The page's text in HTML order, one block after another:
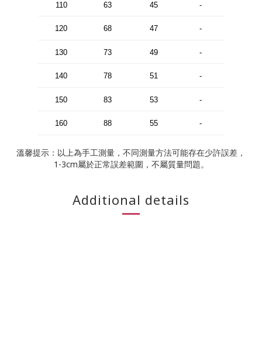
110 63 45 -
120 68 47 -
130 73 49 -
140 78 51 -
150 83 53 -
160 88 55 -
溫馨提示：以上為手工測量，不同測量方法可能存在少許誤差，
1-3cm屬於正常誤差範圍，不屬質量問題。
Additional details